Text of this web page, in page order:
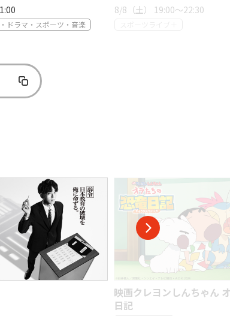
19:00〜22:30
ライブ＋
8/8（土） 21:00
レヨンしんちゃん オラたちの恐竜
元敬（ウォン